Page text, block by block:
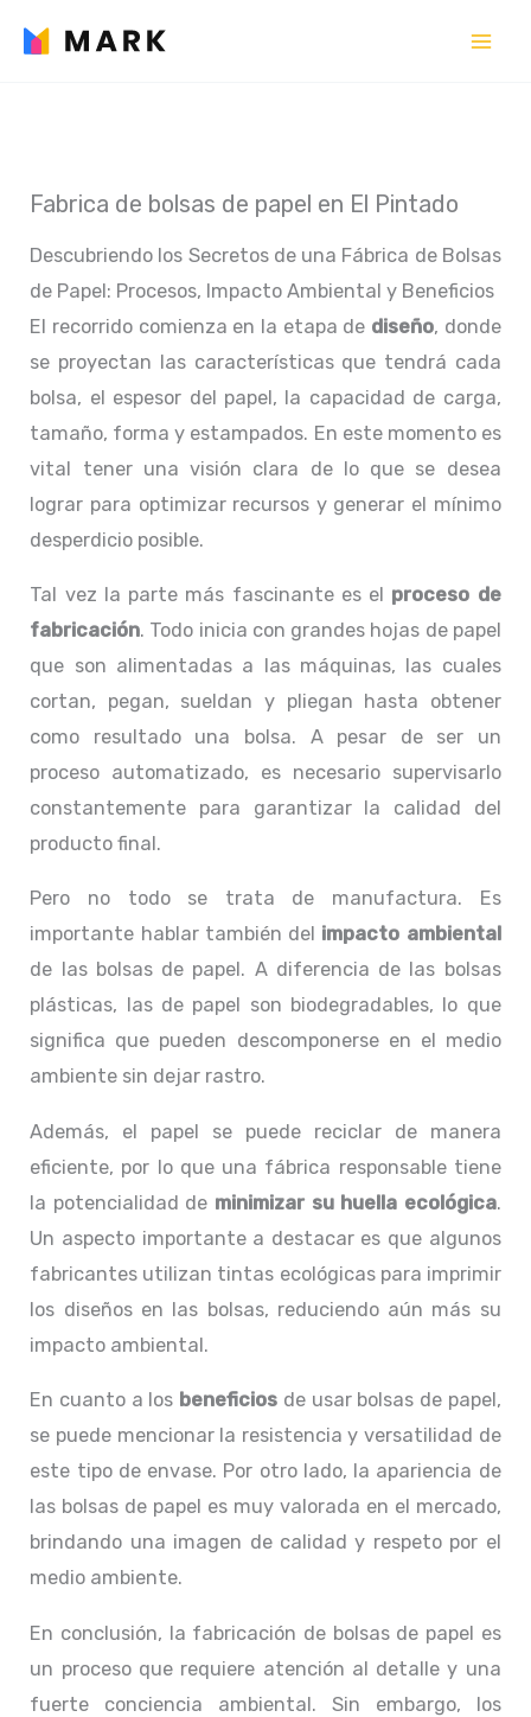
Fabrica de bolsas de papel en El Pintado
Descubriendo los Secretos de una Fábrica de Bolsas
de Papel: Procesos, Impacto Ambiental y Beneficios
El recorrido comienza en la etapa de diseño, donde
se proyectan las características que tendrá cada
bolsa, el espesor del papel, la capacidad de carga,
tamaño, forma y estampados. En este momento es
vital tener una visión clara de lo que se desea
lograr para optimizar recursos y generar el mínimo
desperdicio posible.
Tal vez la parte más fascinante es el proceso de
fabricación. Todo inicia con grandes hojas de papel
que son alimentadas a las máquinas, las cuales
cortan, pegan, sueldan y pliegan hasta obtener
como resultado una bolsa. A pesar de ser un
proceso automatizado, es necesario supervisarlo
constantemente para garantizar la calidad del
producto final.
Pero no todo se trata de manufactura. Es
importante hablar también del impacto ambiental
de las bolsas de papel. A diferencia de las bolsas
plásticas, las de papel son biodegradables, lo que
significa que pueden descomponerse en el medio
ambiente sin dejar rastro.
Además, el papel se puede reciclar de manera
eficiente, por lo que una fábrica responsable tiene
la potencialidad de minimizar su huella ecológica.
Un aspecto importante a destacar es que algunos
fabricantes utilizan tintas ecológicas para imprimir
los diseños en las bolsas, reduciendo aún más su
impacto ambiental.
En cuanto a los beneficios de usar bolsas de papel,
se puede mencionar la resistencia y versatilidad de
este tipo de envase. Por otro lado, la apariencia de
las bolsas de papel es muy valorada en el mercado,
brindando una imagen de calidad y respeto por el
medio ambiente.
En conclusión, la fabricación de bolsas de papel es
un proceso que requiere atención al detalle y una
fuerte conciencia ambiental. Sin embargo, los